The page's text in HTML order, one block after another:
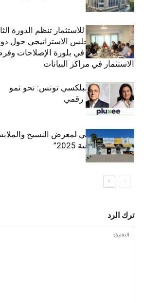
(+34.8%)
الهيئة التونسية للاستثمار تنظم الدورة
والعشرين للمجلس الاستراتيجي حول
القطاع الخاص في بلورة الإصلاحات
الاستثمار في مراكز البيانات
قيادة مزدوجة لبلكسي تونس: نحو نمو
متسارع وتحول رقمي
الافتتاح الرسمي لمعرض النسيج
“إنترتكس سوسة 2025”
ترك الرد